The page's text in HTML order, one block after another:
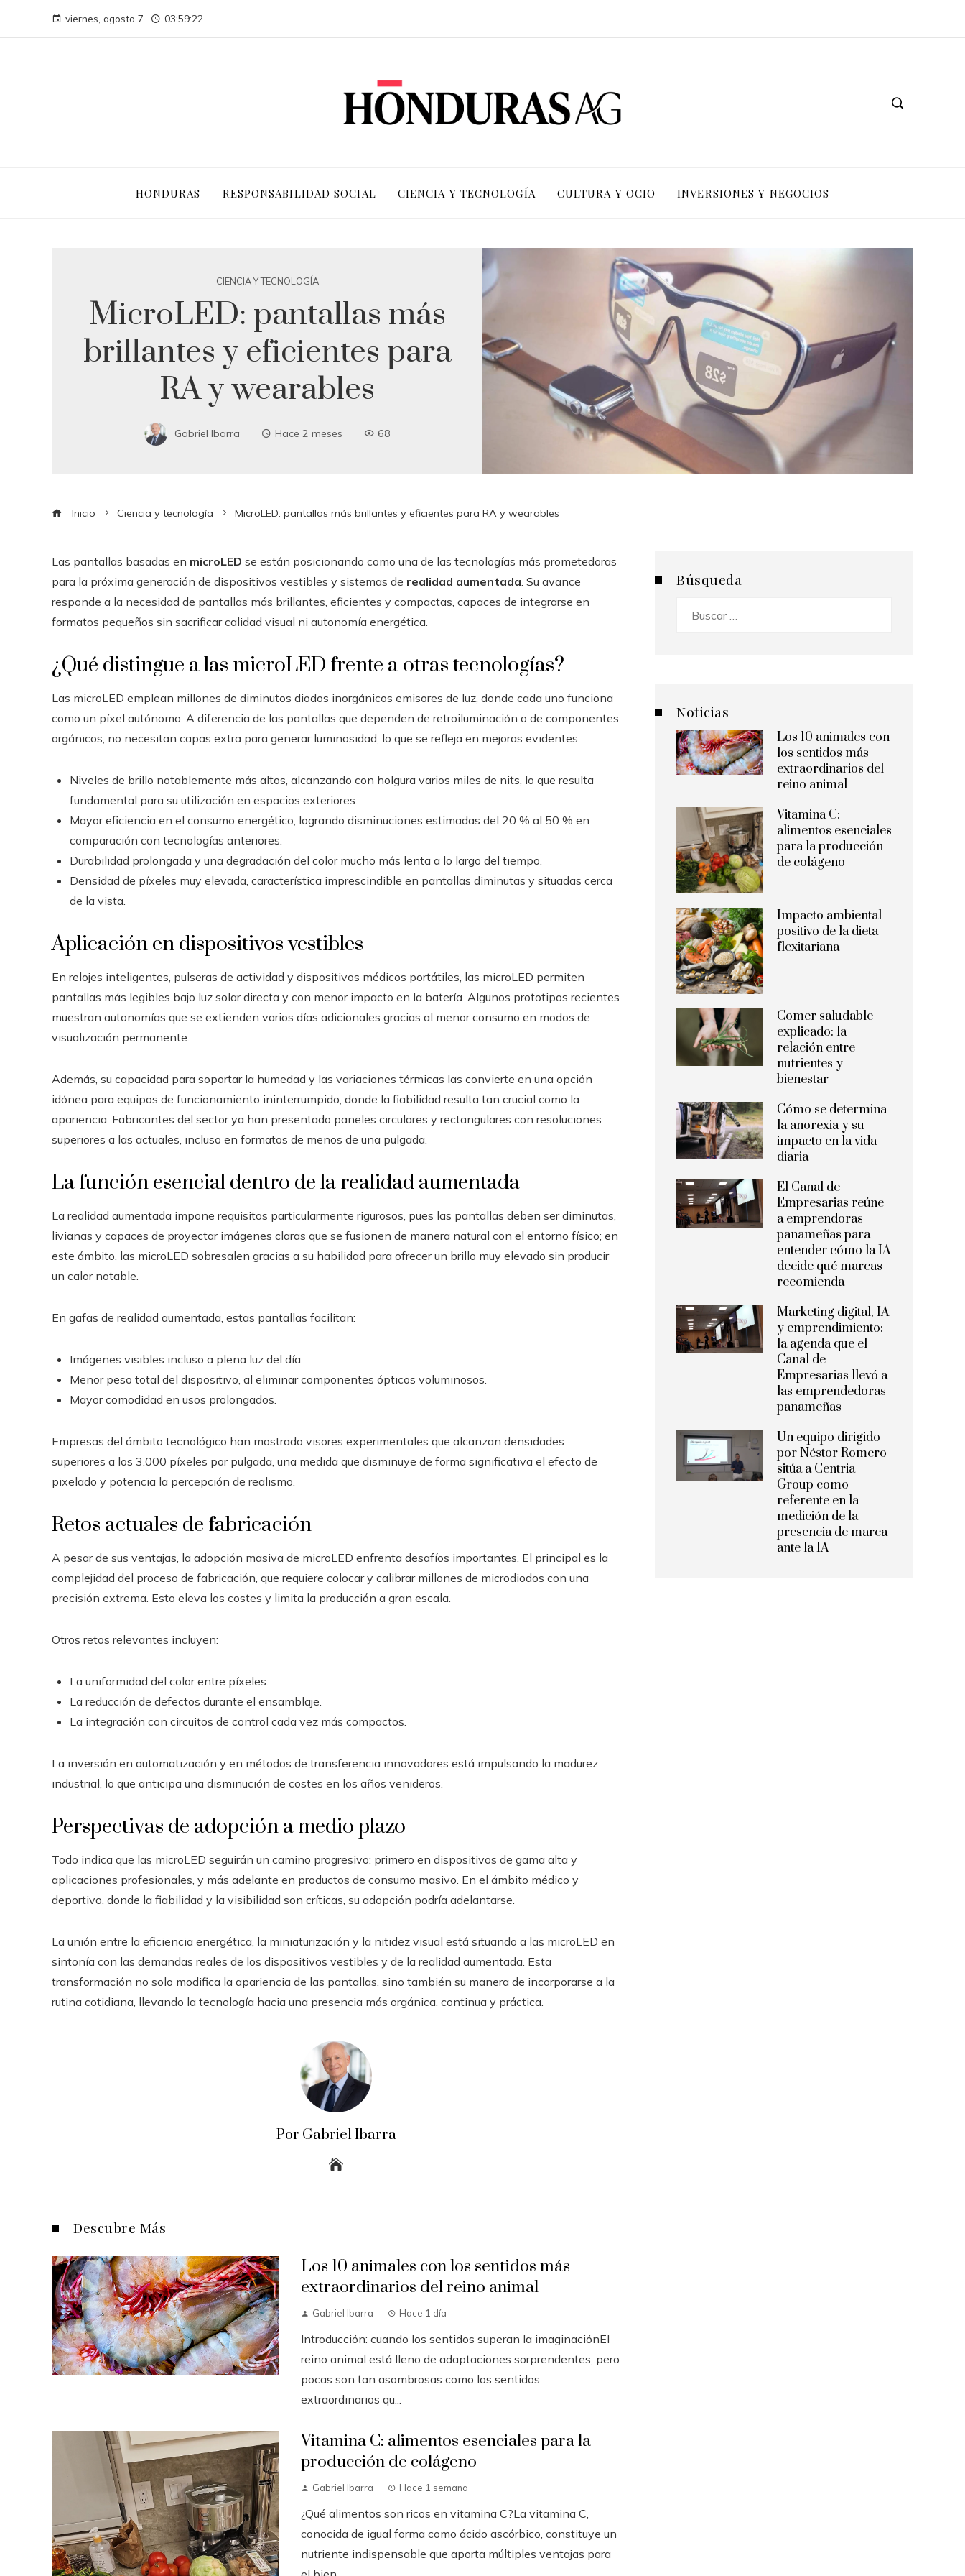
viernes, agosto 7 03:59:23
HONDURAS RESPONSABILIDAD SOCIAL CIENCIA Y TECNOLOGÍA CULTURA Y OCIO INVERSIONES Y NEGOCIOS
CIENCIA Y TECNOLOGÍA
MicroLED: pantallas más
brillantes y eficientes para
RA y wearables
Gabriel Ibarra Hace 2 meses 68
Inicio Ciencia y tecnología MicroLED: pantallas más brillantes y eficientes para RA y wearables
Las pantallas basadas en microLED se están posicionando como una de las tecnologías más prometedoras
para la próxima generación de dispositivos vestibles y sistemas de realidad aumentada. Su avance
responde a la necesidad de pantallas más brillantes, eficientes y compactas, capaces de integrarse en
formatos pequeños sin sacrificar calidad visual ni autonomía energética.
¿Qué distingue a las microLED frente a otras tecnologías?
Las microLED emplean millones de diminutos diodos inorgánicos emisores de luz, donde cada uno funciona
como un píxel autónomo. A diferencia de las pantallas que dependen de retroiluminación o de componentes
orgánicos, no necesitan capas extra para generar luminosidad, lo que se refleja en mejoras evidentes.
Niveles de brillo notablemente más altos, alcanzando con holgura varios miles de nits, lo que resulta
fundamental para su utilización en espacios exteriores.
Mayor eficiencia en el consumo energético, logrando disminuciones estimadas del 20 % al 50 % en
comparación con tecnologías anteriores.
Durabilidad prolongada y una degradación del color mucho más lenta a lo largo del tiempo.
Densidad de píxeles muy elevada, característica imprescindible en pantallas diminutas y situadas cerca
de la vista.
Aplicación en dispositivos vestibles
En relojes inteligentes, pulseras de actividad y dispositivos médicos portátiles, las microLED permiten
pantallas más legibles bajo luz solar directa y con menor impacto en la batería. Algunos prototipos recientes
muestran autonomías que se extienden varios días adicionales gracias al menor consumo en modos de
visualización permanente.
Además, su capacidad para soportar la humedad y las variaciones térmicas las convierte en una opción
idónea para equipos de funcionamiento ininterrumpido, donde la fiabilidad resulta tan crucial como la
apariencia. Fabricantes del sector ya han presentado paneles circulares y rectangulares con resoluciones
superiores a las actuales, incluso en formatos de menos de una pulgada.
La función esencial dentro de la realidad aumentada
La realidad aumentada impone requisitos particularmente rigurosos, pues las pantallas deben ser diminutas,
livianas y capaces de proyectar imágenes claras que se fusionen de manera natural con el entorno físico; en
este ámbito, las microLED sobresalen gracias a su habilidad para ofrecer un brillo muy elevado sin producir
un calor notable.
En gafas de realidad aumentada, estas pantallas facilitan:
Imágenes visibles incluso a plena luz del día.
Menor peso total del dispositivo, al eliminar componentes ópticos voluminosos.
Mayor comodidad en usos prolongados.
Empresas del ámbito tecnológico han mostrado visores experimentales que alcanzan densidades
superiores a los 3.000 píxeles por pulgada, una medida que disminuye de forma significativa el efecto de
pixelado y potencia la percepción de realismo.
Retos actuales de fabricación
A pesar de sus ventajas, la adopción masiva de microLED enfrenta desafíos importantes. El principal es la
complejidad del proceso de fabricación, que requiere colocar y calibrar millones de microdiodos con una
precisión extrema. Esto eleva los costes y limita la producción a gran escala.
Otros retos relevantes incluyen:
La uniformidad del color entre píxeles.
La reducción de defectos durante el ensamblaje.
La integración con circuitos de control cada vez más compactos.
La inversión en automatización y en métodos de transferencia innovadores está impulsando la madurez
industrial, lo que anticipa una disminución de costes en los años venideros.
Perspectivas de adopción a medio plazo
Todo indica que las microLED seguirán un camino progresivo: primero en dispositivos de gama alta y
aplicaciones profesionales, y más adelante en productos de consumo masivo. En el ámbito médico y
deportivo, donde la fiabilidad y la visibilidad son críticas, su adopción podría adelantarse.
La unión entre la eficiencia energética, la miniaturización y la nitidez visual está situando a las microLED en
sintonía con las demandas reales de los dispositivos vestibles y de la realidad aumentada. Esta
transformación no solo modifica la apariencia de las pantallas, sino también su manera de incorporarse a la
rutina cotidiana, llevando la tecnología hacia una presencia más orgánica, continua y práctica.
Por Gabriel Ibarra
Descubre Más
Los 10 animales con los sentidos más
extraordinarios del reino animal
Gabriel Ibarra Hace 1 día
Introducción: cuando los sentidos superan la imaginaciónEl
reino animal está lleno de adaptaciones sorprendentes, pero
pocas son tan asombrosas como los sentidos
extraordinarios qu...
Vitamina C: alimentos esenciales para la
producción de colágeno
Gabriel Ibarra Hace 1 semana
¿Qué alimentos son ricos en vitamina C?La vitamina C,
conocida de igual forma como ácido ascórbico, constituye un
nutriente indispensable que aporta múltiples ventajas para
Búsqueda
Noticias
Los 10 animales con
los sentidos más
extraordinarios del
reino animal
Vitamina C:
alimentos esenciales
para la producción
de colágeno
Impacto ambiental
positivo de la dieta
flexitariana
Comer saludable
explicado: la
relación entre
nutrientes y
bienestar
Cómo se determina
la anorexia y su
impacto en la vida
diaria
El Canal de
Empresarias reúne
a emprendoras
panameñas para
entender cómo la IA
decide qué marcas
recomienda
Marketing digital, IA
y emprendimiento:
la agenda que el
Canal de
Empresarias llevó a
las emprendedoras
panameñas
Un equipo dirigido
por Néstor Romero
sitúa a Centria
Group como
referente en la
medición de la
presencia de marca
ante la IA